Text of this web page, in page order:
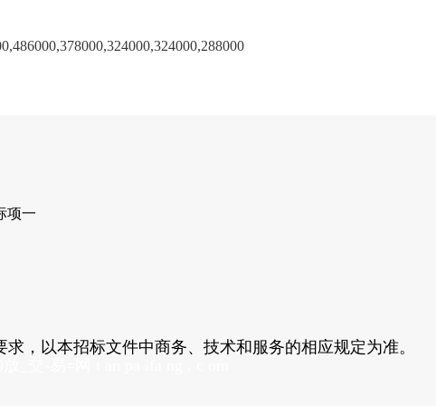
项一
求，以本招标文件中商务、技术和服务的相应规定为准。